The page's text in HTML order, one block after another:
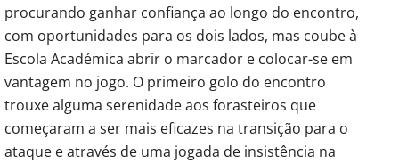
procurando ganhar confiança ao longo do encontro,
com oportunidades para os dois lados, mas coube à
Escola Académica abrir o marcador e colocar-se em
vantagem no jogo. O primeiro golo do encontro
trouxe alguma serenidade aos forasteiros que
começaram a ser mais eficazes na transição para o
ataque e através de uma jogada de insistência na